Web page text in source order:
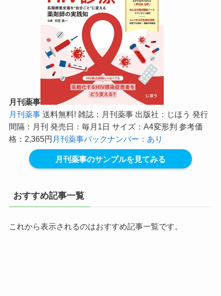
月刊薬事
月刊薬事送料無料! 雑誌：月刊薬事 出版社：じほう 発行
間隔：月刊 発売日：毎月1日 サイズ：A4変形判 参考価
格：2,365円 月刊薬事バックナンバー：あり
月刊薬事のサンプルを見てみる
おすすめ記事一覧
これから表示されるのはおすすめ記事一覧です。